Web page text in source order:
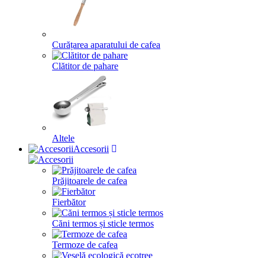
Curățarea aparatului de cafea
Clătitor de pahare
Altele
Accesorii
Prăjitoarele de cafea
Fierbător
Căni termos și sticle termos
Termoze de cafea